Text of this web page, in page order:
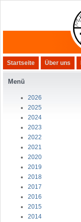
Startseite Über uns
Menü
2026
2025
2024
2023
2022
2021
2020
2019
2018
2017
2016
2015
2014